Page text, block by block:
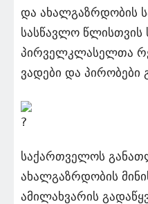
და ახალგაზრდობის
სასწავლო წლისთვის
პირველკლასელთა
ვადები და პირობები
საქართველოს
ახალგაზრდობის
ამილახვარის